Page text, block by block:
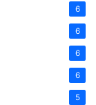
6
6
6
6
5